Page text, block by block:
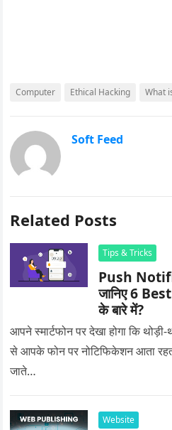
Computer Ethical Hacking What
Soft Feed
Related Posts
Tips & Tricks
Push
जानिए 6
के बारे में?
आपने स्मार्टफोन पर देखा होगा कि
से आपके फोन पर नोटिफिकेशन आता
जाते…
Website